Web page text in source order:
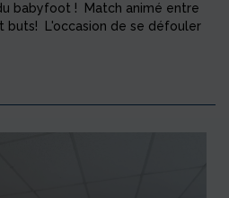
babyfoot ! Match animé entre
buts! L'occasion de se défouler